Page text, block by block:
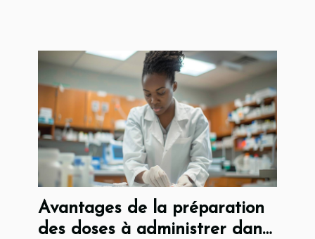
Avantages de la préparation
des doses à administrer dans